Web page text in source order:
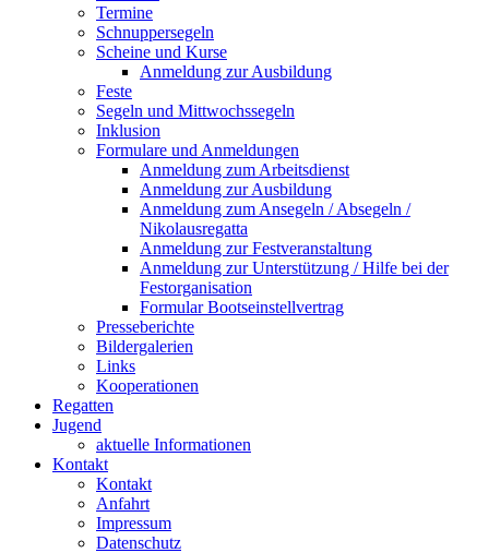
Termine
Schnuppersegeln
Scheine und Kurse
Anmeldung zur Ausbildung
Feste
Segeln und Mittwochssegeln
Inklusion
Formulare und Anmeldungen
Anmeldung zum Arbeitsdienst
Anmeldung zur Ausbildung
Anmeldung zum Ansegeln / Absegeln /
Nikolausregatta
Anmeldung zur Festveranstaltung
Anmeldung zur Unterstützung / Hilfe bei der
Festorganisation
Formular Bootseinstellvertrag
Presseberichte
Bildergalerien
Links
Kooperationen
Regatten
Jugend
aktuelle Informationen
Kontakt
Kontakt
Anfahrt
Impressum
Datenschutz